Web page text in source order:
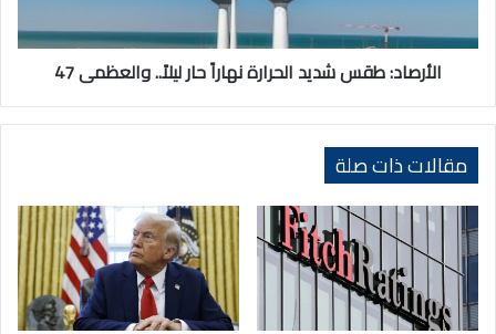
47
الأرصاد: طقس شديد الحرارة نهاراً حار ليلاً.. والعظمى 47
مقالات ذات صلة